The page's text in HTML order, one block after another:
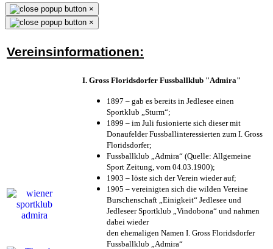
×
×
Vereinsinformationen:
I. Gross Floridsdorfer Fussballklub "Admira"
1897 – gab es bereits in Jedlesee einen
Sportklub „Sturm“;
1899 – im Juli fusionierte sich dieser mit
Donaufelder Fussballinteressierten zum I. Gross
Floridsdorfer;
Fussballklub „Admira“ (Quelle: Allgemeine
Sport Zeitung, vom 04.03.1900);
1903 – löste sich der Verein wieder auf;
1905 – vereinigten sich die wilden Vereine
Burschenschaft „Einigkeit“ Jedlesee und
Jedleseer Sportklub „Vindobona“ und nahmen
dabei wieder
den ehemaligen Namen I. Gross Floridsdorfer
Fussballklub „Admira“